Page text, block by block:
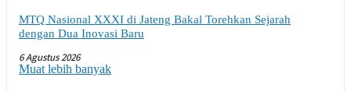
MTQ Nasional XXXI di Jateng Bakal Torehkan Sejarah
dengan Dua Inovasi Baru
6 Agustus 2026
Muat lebih banyak